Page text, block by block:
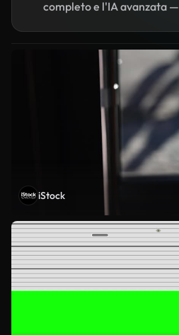
completo e l'IA avanzata —
iStock